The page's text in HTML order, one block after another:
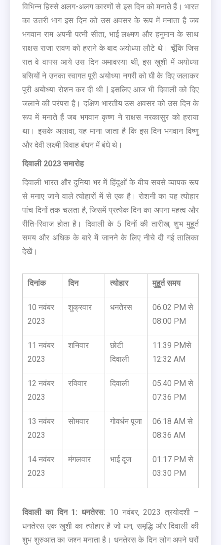
विभिन्न हिस्से अलग-अलग कारणों से इस दिन को मनाते हैं। भारत
का उत्तरी भाग इस दिन को उस अवसर के रूप में मनाता है जब
भगवान राम अपनी पत्नी सीता, भाई लक्ष्मण और हनुमान के साथ
राक्षस राजा रावण को हराने के बाद अयोध्या लौटे थे। चूँकि जिस
रात वे वापस आये उस दिन अमावस्या थी, इस ख़ुशी में अयोध्या
बसियों ने उनका स्वागत पूरी अयोध्या नगरी को घी के दिए जलाकर
पूरी अयोध्या रोशन कर दी थी | इसलिए आज भी दिवाली को दिए
जलाने की परंपरा है। दक्षिण भारतीय उस अवसर को उस दिन के
रूप में मनाते हैं जब भगवान कृष्ण ने राक्षस नरकासुर को हराया
था। इसके अलावा, यह माना जाता है कि इस दिन भगवान विष्णु
और देवी लक्ष्मी विवाह बंधन में बंधे थे।
दिवाली 2023 समारोह
दिवाली भारत और दुनिया भर में हिंदुओं के बीच सबसे व्यापक रूप
से मनाए जाने वाले त्योहारों में से एक है। रोशनी का यह त्योहार
पांच दिनों तक चलता है, जिसमें प्रत्येक दिन का अपना महत्व और
रीति-रिवाज होता है। दिवाली के 5 दिनों की तारीख, शुभ मुहूर्त
समय और अधिक के बारे में जानने के लिए नीचे दी गई तालिका
देखें।
दिनांक दिन त्योहार मुहूर्त समय
10 नवंबर
2023
शुक्रवार धनतेरस
06:02 PM से
08:00 PM
11 नवंबर
2023
शनिवार
छोटी
दिवाली
11:39 PMसे
12:32 AM
12 नवंबर
2023
रविवार दिवाली
05:40 PM से
07:36 PM
13 नवंबर
2023
सोमवार गोवर्धन पूजा
06:18 AM से
08:36 AM
14 नवंबर
2023
मंगलवार भाई दूज
01:17 PM से
03:30 PM
दिवाली का दिन 1: धनतेरस: 10 नवंबर, 2023 त्रयोदशी –
धनतेरस एक खुशी का त्योहार है जो धन, समृद्धि और दिवाली की
शुभ शुरुआत का जश्न मनाता है। धनतेरस के दिन लोग अपने घरों